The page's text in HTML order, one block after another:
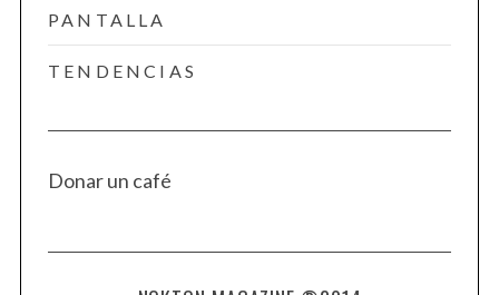
PANTALLA
TENDENCIAS
Donar un café